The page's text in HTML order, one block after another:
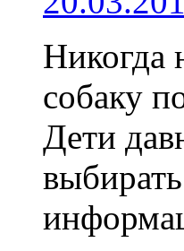
Никогда
собаку
Дети